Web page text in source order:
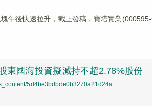
塊午後快速拉升，截止發稿，寶塔實業
東國海投資擬減持不超2.78%股份
5d4be3bdbde0b3270a21d24a